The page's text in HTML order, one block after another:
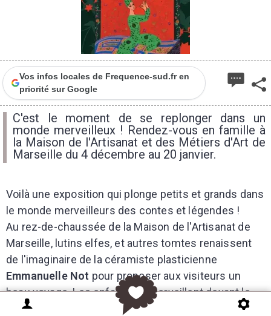
Vos infos locales de Frequence-sud.fr en
priorité sur Google
C'est le moment de se replonger dans un
monde merveilleux ! Rendez-vous en famille à
la Maison de l'Artisanat et des Métiers d'Art de
Marseille du 4 décembre au 20 janvier.
Voilà une exposition qui plonge petits et grands dans
le monde merveilleurs des contes et légendes !
Au rez-de-chaussée de la Maison de l'Artisanat de
Marseille, lutins elfes, et autres tomtes renaissent
de l'imaginaire de la céramiste plasticienne
Emmanuelle Not pour proposer aux visiteurs un
beau voyage. Les enfants s'émerveillent devant le
dragon, sont subjuguer par toutes ses créatures